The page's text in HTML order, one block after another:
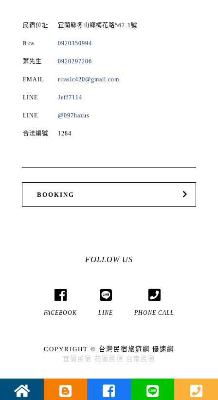
民宿位址 宜蘭縣冬山鄉梅花路567-1號
Rita 0920350994
葉先生 0920297206
EMAIL ritaslc420@gmail.com
LINE Jeff7114
LINE @097hazus
合法編號 1284
BOOKING
FOLLOW US
FACEBOOK LINE PHONE CALL
COPYRIGHT © 台灣民宿旅遊網 優速網
宜蘭民宿 花蓮民宿 台南民宿